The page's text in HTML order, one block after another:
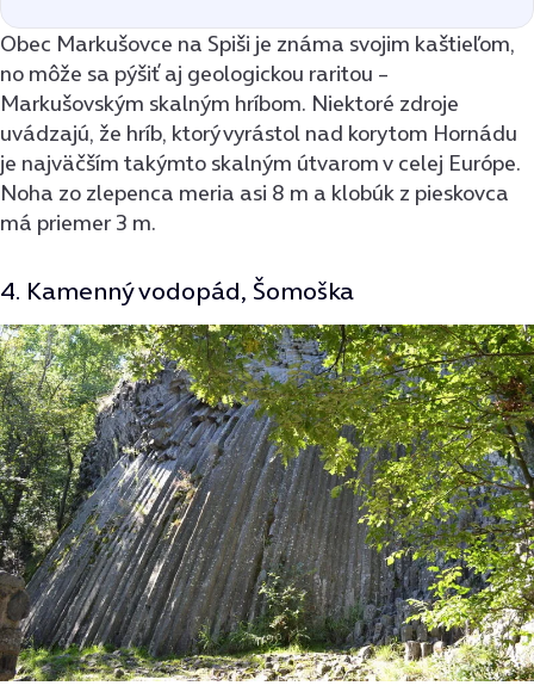
Obec Markušovce na Spiši je známa svojim kaštieľom,
no môže sa pýšiť aj geologickou raritou –
Markušovským skalným hríbom. Niektoré zdroje
uvádzajú, že hríb, ktorý vyrástol nad korytom Hornádu
je najväčším takýmto skalným útvarom v celej Európe.
Noha zo zlepenca meria asi 8 m a klobúk z pieskovca
má priemer 3 m.
4. Kamenný vodopád, Šomoška